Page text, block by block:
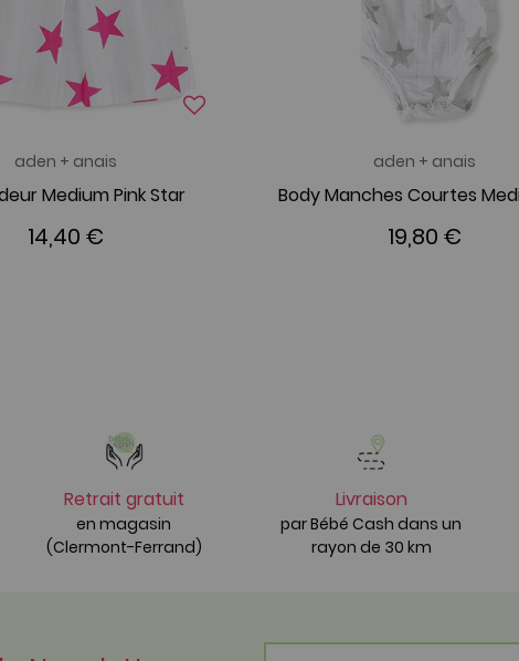
aden + anais
Medium Pink Star
14,40 €
aden + anais
19,80 €
Retrait gratuit
en magasin
(Clermont-Ferrand)
Livraison
par Bébé Cash dans un
rayon de 30 km